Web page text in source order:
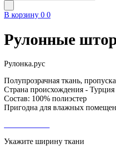
В корзину 0 0
Рулонные
Рулонка.рус
Полупрозрачная ткань,
Страна происхождения - Турция
Состав: 100% полиэстер
Пригодна для влажных
Укажите ширину ткани